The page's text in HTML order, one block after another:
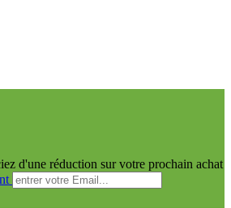
d'une réduction sur votre prochain achat